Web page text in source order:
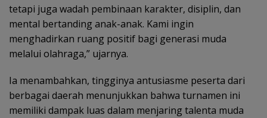
tetapi juga wadah pembinaan karakter, disiplin, dan
mental bertanding anak-anak. Kami ingin
menghadirkan ruang positif bagi generasi muda
melalui olahraga,” ujarnya.
Ia menambahkan, tingginya antusiasme peserta dari
berbagai daerah menunjukkan bahwa turnamen ini
memiliki dampak luas dalam menjaring talenta muda